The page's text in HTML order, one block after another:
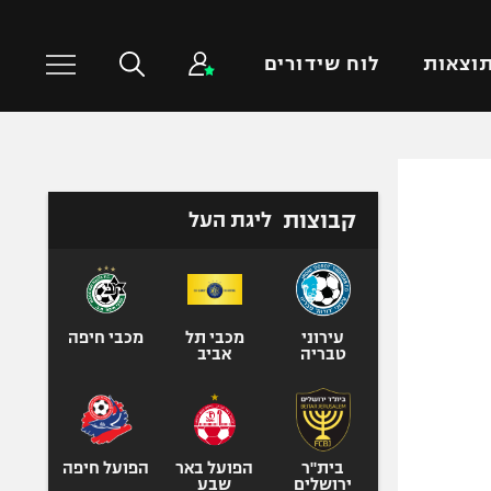
תוצאות לוח שידורים
טניס
כדורעף
ספורט אולימפי
קבוצות ליגת העל
עירוני
טבריה
מכבי תל
אביב
מכבי חיפה
בית"ר
ירושלים
הפועל באר
שבע
הפועל חיפה